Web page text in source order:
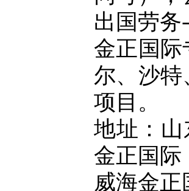
出国劳
金正国
尔、沙
项目。
地址：
金正国际
威海金